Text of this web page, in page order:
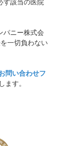
ず該当の医院
パニー株式会
一切負わない
問い合わせフ
ます。